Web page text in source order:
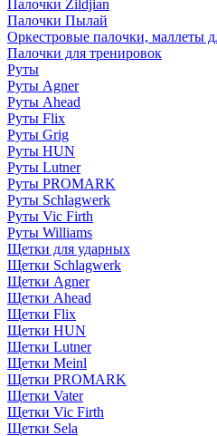
Палочки Zildjian
Палочки Пылай
Оркестровые палочки, маллеты
Палочки для тренировок
Руты
Руты Agner
Руты Ahead
Руты Flix
Руты Grig
Руты HUN
Руты Lutner
Руты PROMARK
Руты Schlagwerk
Руты Vic Firth
Руты Williams
Щетки для ударных
Щетки Schlagwerk
Щетки Agner
Щетки Ahead
Щетки Flix
Щетки HUN
Щетки Lutner
Щетки Meinl
Щетки PROMARK
Щетки Vater
Щетки Vic Firth
Щетки Sela